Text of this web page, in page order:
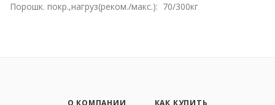
Порошк. покр.,нагруз(реком./макс.): 70/300кг
О КОМПАНИИ
КАК КУПИТЬ